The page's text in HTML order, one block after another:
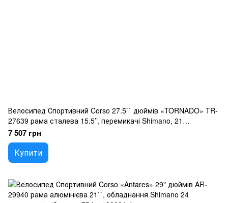
Велосипед Спортивний Corso 27.5`` дюймів «TORNADO» TR-
27639 рама сталева 15.5’’, перемикачі Shimano, 21
швидкість, зібран на 75
7 507 грн
Купити